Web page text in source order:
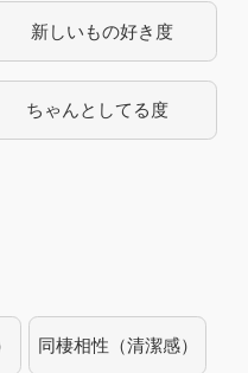
新しいもの好き度
ちゃんとしてる度
同棲相性（清潔感）